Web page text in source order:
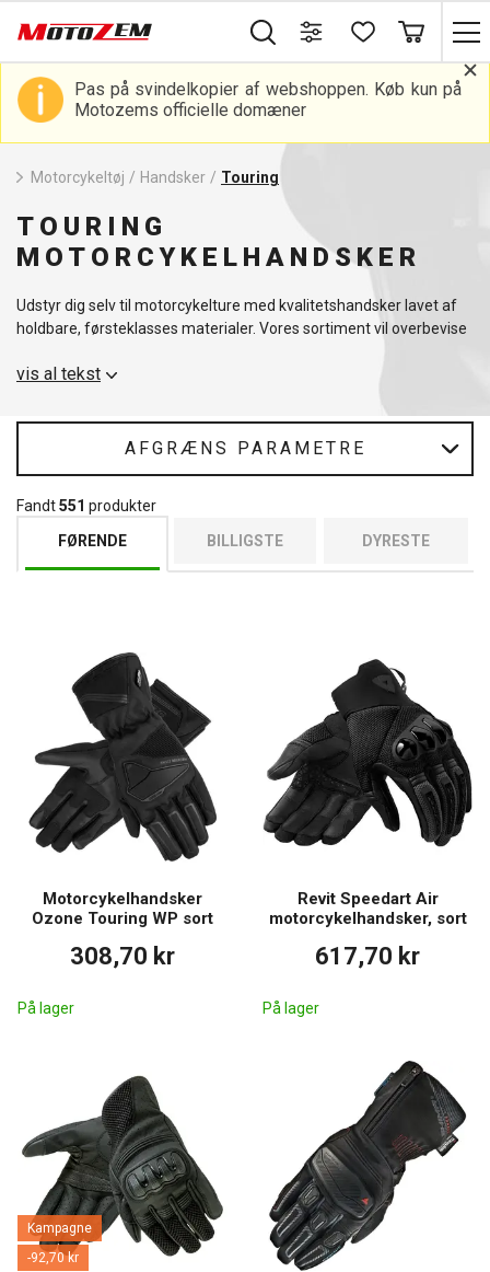
Pas på svindelkopier af webshoppen. Køb kun på
Motozems officielle domæner
Motorcykeltøj / Handsker / Touring
TOURING
MOTORCYKELHANDSKER
Udstyr dig selv til motorcykelture med kvalitetshandsker lavet af
holdbare, førsteklasses materialer. Vores sortiment vil overbevise
vis al tekst
AFGRÆNS PARAMETRE
Fandt551 produkter
FØRENDE
BILLIGSTE DYRESTE
Motorcykelhandsker
Ozone Touring WP sort
308,70 kr
På lager
Revit Speedart Air
motorcykelhandsker, sort
617,70 kr
På lager
Kampagne
-92,70 kr